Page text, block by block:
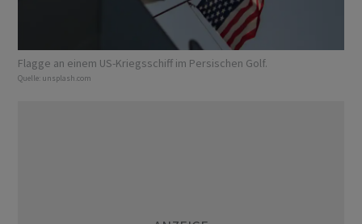
Flagge an einem US-Kriegsschiff im Persischen Golf.
Quelle: unsplash.com